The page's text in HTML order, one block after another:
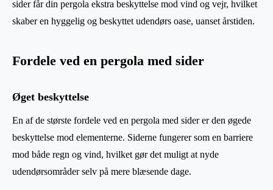
sider får din pergola ekstra beskyttelse mod vind og vejr, hvilket
skaber en hyggelig og beskyttet udendørs oase, uanset årstiden.
Fordele ved en pergola med sider
Øget beskyttelse
En af de største fordele ved en pergola med sider er den øgede
beskyttelse mod elementerne. Siderne fungerer som en barriere
mod både regn og vind, hvilket gør det muligt at nyde
udendørsområder selv på mere blæsende dage.